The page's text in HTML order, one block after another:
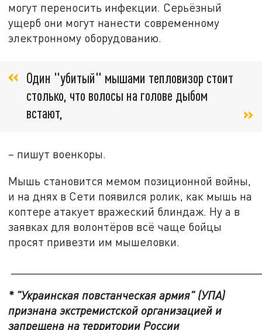
могут переносить инфекции. Серьёзный
ущерб они могут нанести современному
электронному оборудованию.
Один "убитый" мышами тепловизор стоит
столько, что волосы на голове дыбом
встают,
– пишут военкоры.
Мышь становится мемом позиционной войны,
и на днях в Сети появился ролик, как мышь на
коптере атакует вражеский блиндаж. Ну а в
заявках для волонтёров всё чаще бойцы
просят привезти им мышеловки.
* "Украинская повстанческая армия" (УПА)
признана экстремистской организацией и
запрещена на территории России